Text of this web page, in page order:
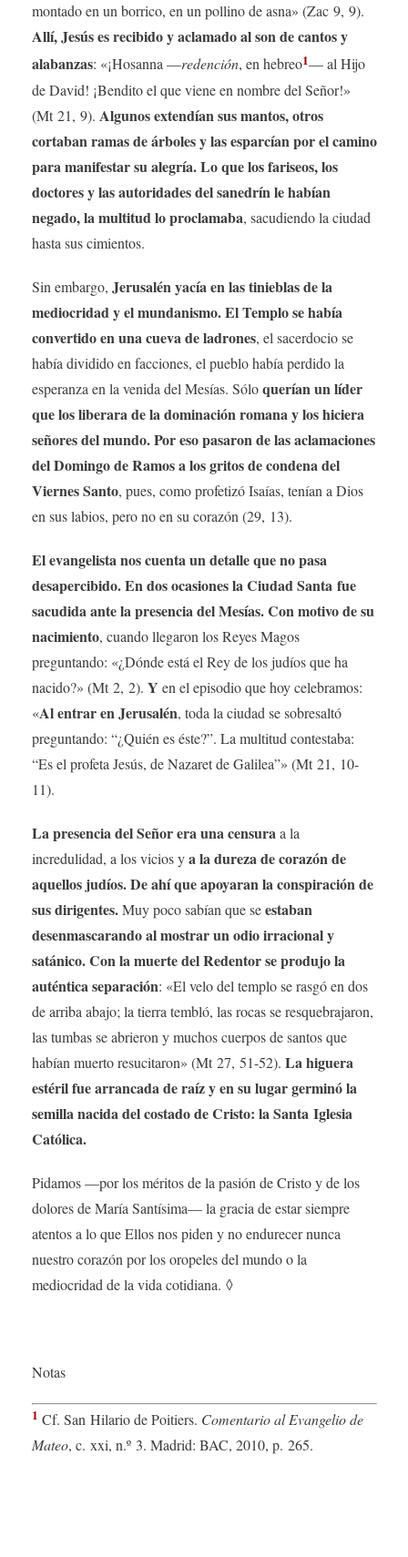
montado en un borrico, en un pollino de asna» (Zac 9, 9).
Allí, Jesús es recibido y aclamado al son de cantos y
alabanzas: «¡Hosanna —redención, en hebreo1— al Hijo
de David! ¡Bendito el que viene en nombre del Señor!»
(Mt 21, 9). Algunos extendían sus mantos, otros
cortaban ramas de árboles y las esparcían por el camino
para manifestar su alegría. Lo que los fariseos, los
doctores y las autoridades del sanedrín le habían
negado, la multitud lo proclamaba, sacudiendo la ciudad
hasta sus cimientos.
Sin embargo, Jerusalén yacía en las tinieblas de la
mediocridad y el mundanismo. El Templo se había
convertido en una cueva de ladrones, el sacerdocio se
había dividido en facciones, el pueblo había perdido la
esperanza en la venida del Mesías. Sóloquerían un líder
que los liberara de la dominación romana y los hiciera
señores del mundo. Por eso pasaron de las aclamaciones
del Domingo de Ramos a los gritos de condena del
Viernes Santo, pues, como profetizó Isaías, tenían a Dios
en sus labios, pero no en su corazón (29, 13).
El evangelista nos cuenta un detalle que no pasa
desapercibido. En dos ocasiones la Ciudad Santa fue
sacudida ante la presencia del Mesías. Con motivo de su
nacimiento, cuando llegaron los Reyes Magos
preguntando: «¿Dónde está el Rey de los judíos que ha
nacido?» (Mt 2, 2). Y en el episodio que hoy celebramos:
«Al entrar en Jerusalén, toda la ciudad se sobresaltó
preguntando: “¿Quién es éste?”. La multitud contestaba:
“Es el profeta Jesús, de Nazaret de Galilea”» (Mt 21, 10-
11).
La presencia del Señor era una censura a la
incredulidad, a los vicios ya la dureza de corazón de
aquellos judíos. De ahí que apoyaran la conspiración de
sus dirigentes.Muy poco sabían que seestaban
desenmascarando al mostrar un odio irracional y
satánico. Con la muerte del Redentor se produjo la
auténtica separación: «El velo del templo se rasgó en dos
de arriba abajo; la tierra tembló, las rocas se resquebrajaron,
las tumbas se abrieron y muchos cuerpos de santos que
habían muerto resucitaron» (Mt 27, 51-52). La higuera
estéril fue arrancada de raíz y en su lugar germinó la
semilla nacida del costado de Cristo: la Santa Iglesia
Católica.
Pidamos —por los méritos de la pasión de Cristo y de los
dolores de María Santísima— la gracia de estar siempre
atentos a lo que Ellos nos piden y no endurecer nunca
nuestro corazón por los oropeles del mundo o la
mediocridad de la vida cotidiana. ◊
Notas
1 Cf. San Hilario de Poitiers. Comentario al Evangelio de
Mateo, c. xxi, n.º 3. Madrid: BAC, 2010, p. 265.